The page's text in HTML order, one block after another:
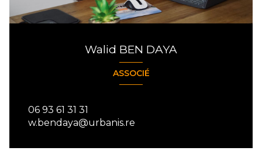
Walid BEN DAYA
ASSOCIÉ
06 93 61 31 31
w.bendaya@urbanis.re